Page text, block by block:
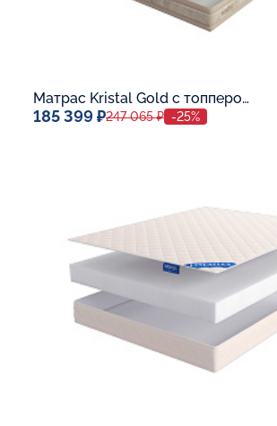
Матрас Kristal Gold с топпером Latex 42
185 399 ₽247 065 ₽ -25%